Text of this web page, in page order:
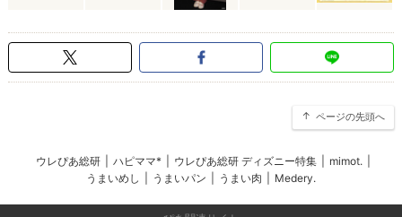
ページの先頭へ
ウレぴあ総研 ハピママ* ウレぴあ総研 ディズニー特集 mimot.
うまいめし
うまいパン うまい肉 Medery.